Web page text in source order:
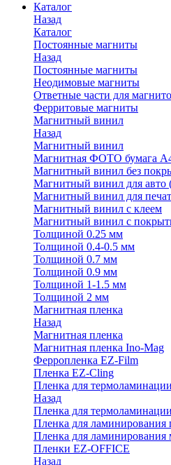
Каталог
Назад
Каталог
Постоянные магниты
Назад
Постоянные магниты
Неодимовые магниты
Ответные части для
Ферритовые магниты
Магнитный винил
Назад
Магнитный винил
Магнитная ФОТО бумага
Магнитный винил без
Магнитный винил для авто
Магнитный винил для
Магнитный винил с клеем
Магнитный винил с
Толщиной 0.25 мм
Толщиной 0.4-0.5 мм
Толщиной 0.7 мм
Толщиной 0.9 мм
Толщиной 1-1.5 мм
Толщиной 2 мм
Магнитная пленка
Назад
Магнитная пленка
Магнитная пленка Ino-Mag
Ферропленка EZ-Film
Пленка EZ-Cling
Пленка для термоламинации
Назад
Пленка для термоламинации
Пленка для ламинирования
Пленка для ламинирования
Пленки EZ-OFFICE
Назад